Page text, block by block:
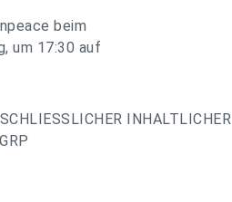
beim
um 17:30 auf
INHALTLICHER